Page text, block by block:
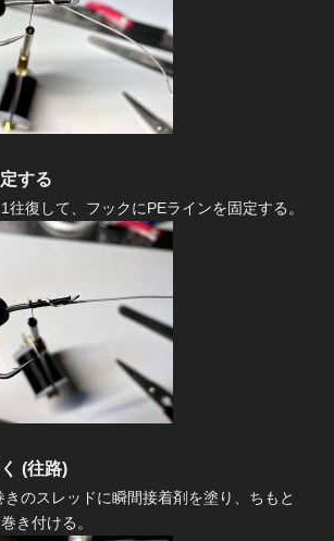
する
往復して、フックにPEラインを固定する。
(往路)
きのスレッドに瞬間接着剤を塗り、ちもと
き付ける。